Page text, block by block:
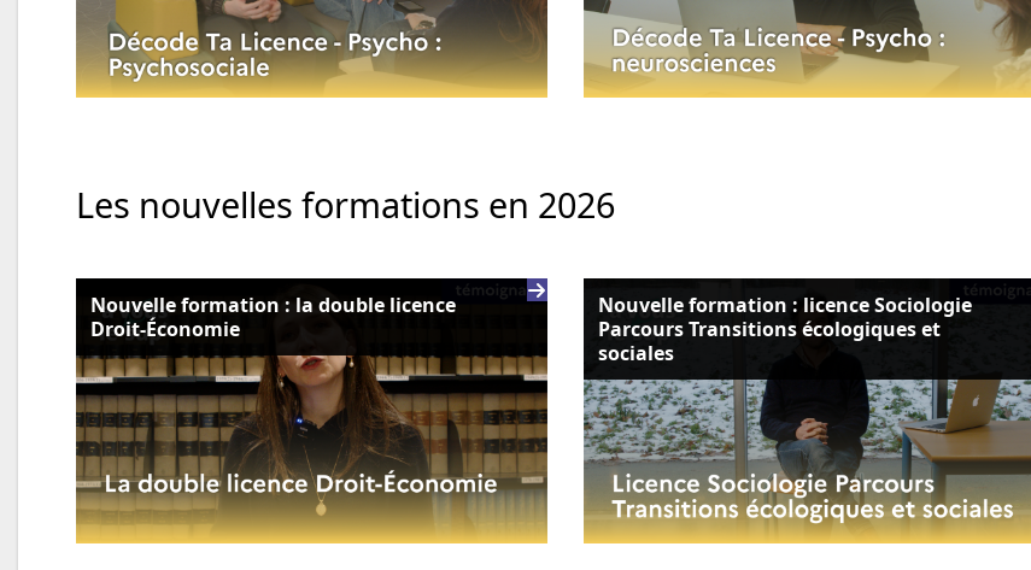
Les nouvelles formations en 2026
Nouvelle formation : la double licence
Droit-Économie
Nouvelle formation : licence Sociologie
Parcours Transitions écologiques et
sociales